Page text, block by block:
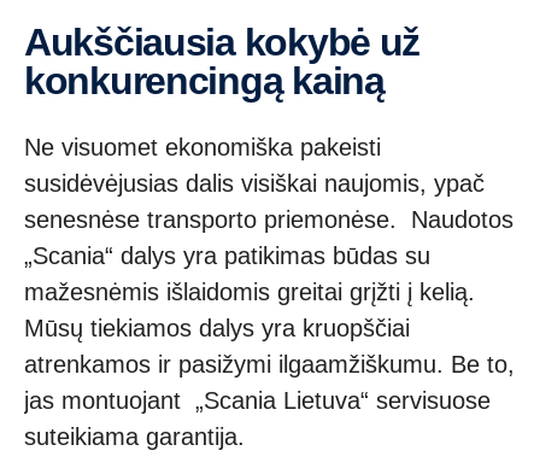
Aukščiausia kokybė už
konkurencingą kainą
Ne visuomet ekonomiška pakeisti
susidėvėjusias dalis visiškai naujomis, ypač
senesnėse transporto priemonėse. Naudotos
„Scania“ dalys yra patikimas būdas su
mažesnėmis išlaidomis greitai grįžti į kelią.
Mūsų tiekiamos dalys yra kruopščiai
atrenkamos ir pasižymi ilgaamžiškumu. Be to,
jas montuojant „Scania Lietuva“ servisuose
suteikiama garantija.